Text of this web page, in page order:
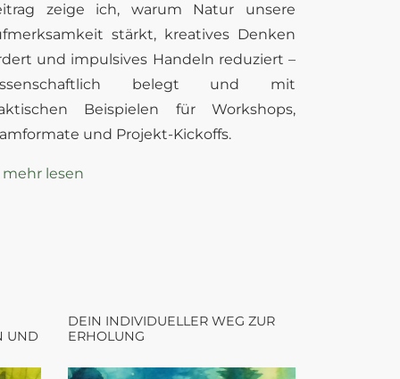
zeige ich, warum Natur unsere
stärkt, kreatives Denken
und impulsives Handeln reduziert –
belegt und mit
Beispielen für Workshops,
und Projekt-Kickoffs.
mehr lesen
UND
DEIN INDIVIDUELLER WEG ZUR
ERHOLUNG